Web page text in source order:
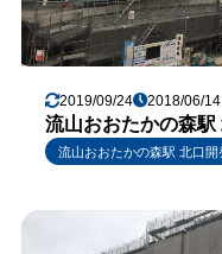
2019/09/24 2018/06/14
流山おおたかの森駅
流山おおたかの森駅 北口開